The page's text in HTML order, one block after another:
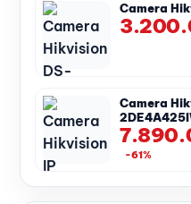
Camera
Camera
-61%